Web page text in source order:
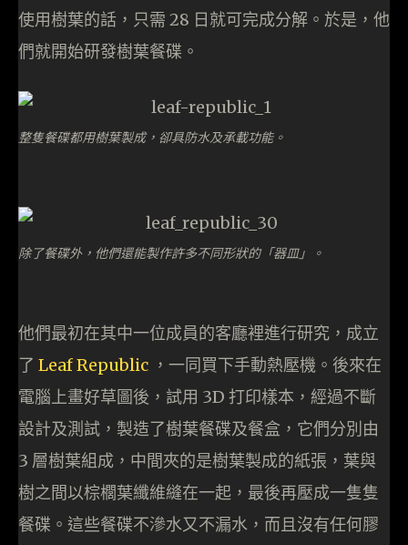
使用樹葉的話，只需 28 日就可完成分解。於是，他
們就開始研發樹葉餐碟。
整隻餐碟都用樹葉製成，卻具防水及承載功能。
除了餐碟外，他們還能製作許多不同形狀的「器皿」。
他們最初在其中一位成員的客廳裡進行研究，成立
了 Leaf Republic ，一同買下手動熱壓機。後來在
電腦上畫好草圖後，試用 3D 打印樣本，經過不斷
設計及測試，製造了樹葉餐碟及餐盒，它們分別由
3 層樹葉組成，中間夾的是樹葉製成的紙張，葉與
樹之間以棕櫚葉纖維縫在一起，最後再壓成一隻隻
餐碟。這些餐碟不滲水又不漏水，而且沒有任何膠